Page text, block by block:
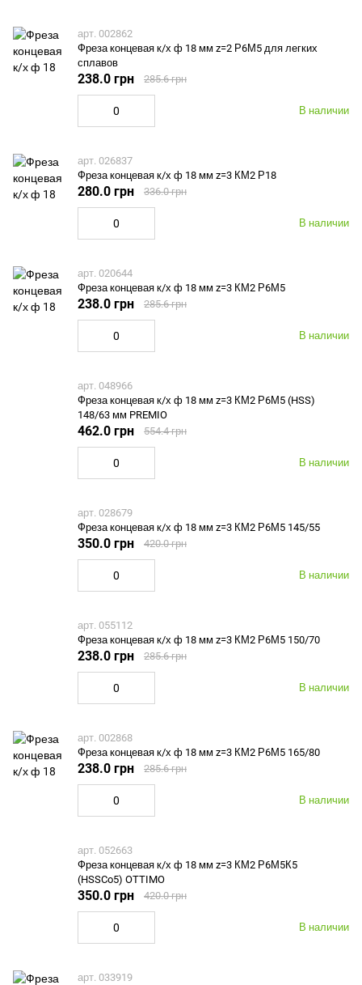
арт. 002862
Фреза концевая к/х ф 18 мм z=2 Р6М5 для легких
сплавов
В наличии
238.0 грн 285.6 грн
арт. 026837
Фреза концевая к/х ф 18 мм z=3 КМ2 Р18
В наличии
280.0 грн 336.0 грн
арт. 020644
Фреза концевая к/х ф 18 мм z=3 КМ2 Р6М5
В наличии
238.0 грн 285.6 грн
арт. 048966
Фреза концевая к/х ф 18 мм z=3 КМ2 Р6М5 (HSS)
148/63 мм PREMIO
В наличии
462.0 грн 554.4 грн
арт. 028679
Фреза концевая к/х ф 18 мм z=3 КМ2 Р6М5 145/55
В наличии
350.0 грн 420.0 грн
арт. 055112
Фреза концевая к/х ф 18 мм z=3 КМ2 Р6М5 150/70
В наличии
238.0 грн 285.6 грн
арт. 002868
Фреза концевая к/х ф 18 мм z=3 КМ2 Р6М5 165/80
В наличии
238.0 грн 285.6 грн
арт. 052663
Фреза концевая к/х ф 18 мм z=3 КМ2 Р6М5К5
(HSSCo5) OTTIMO
В наличии
350.0 грн 420.0 грн
арт. 033919